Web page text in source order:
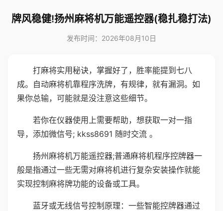
牌风稳健!扬州麻将机万能遥控器(稳扎稳打法)
发布时间：2026年08月10日
打麻将实用秘诀，掌握好了，胜率能提到七八
成。自动麻将机靠程序洗牌，有规律，就有漏洞。如
果你总输，可能就是没注意这些细节。
若你在仪器使用上需要帮助，想获取一对一指
导，添加微信号; kkss8691 随时交流 。
扬州麻将机万能遥控器;普通麻将机程序控牌器一
般是指通过一些无需对麻将机进行复杂安装操作就能
实现控制麻将牌功能的设备或工具。
蓝牙或无线信号控制原理：一些智能控牌器通过